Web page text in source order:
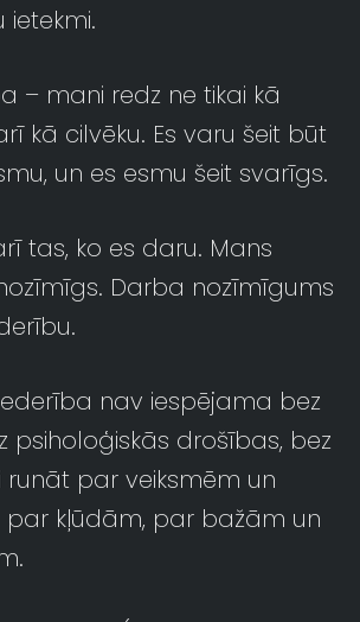
– mani redz ne tikai kā
kā cilvēku. Es varu šeit būt
un es esmu šeit svarīgs.
tas, ko es daru. Mans
Darba nozīmīgums
nav iespējama bez
psiholoģiskās drošības, bez
runāt par veiksmēm un
par kļūdām, par bažām un